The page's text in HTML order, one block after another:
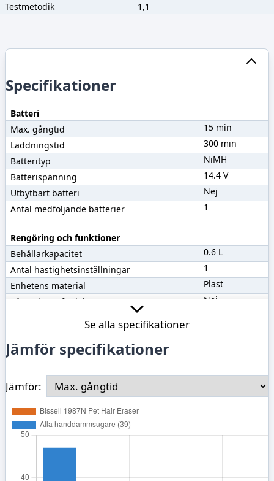
Testmetodik
1,1
Specifikationer
Batteri
Max. gångtid
15 min
Laddningstid
300 min
Batterityp
NiMH
Batterispänning
14.4 V
Utbytbart batteri
Nej
Antal medföljande batterier
1
Rengöring och funktioner
Behållarkapacitet
0.6 L
Antal hastighetsinställningar
1
Enhetens material
Plast
Våt- och torrfunktion
Nej
Fogmunstycke
Möbelmunstycke
Mini-turbomunstycke
Ja
Sugborste
Vikt
Vikt
1.7 kg
Se alla specifikationer
Jämför specifikationer
Jämför: